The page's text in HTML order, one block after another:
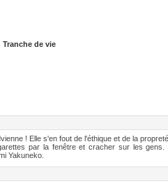
Tranche de vie
! Elle s'en fout de l'éthique et de la
par la fenêtre et cracher sur les gens.
Yakuneko.